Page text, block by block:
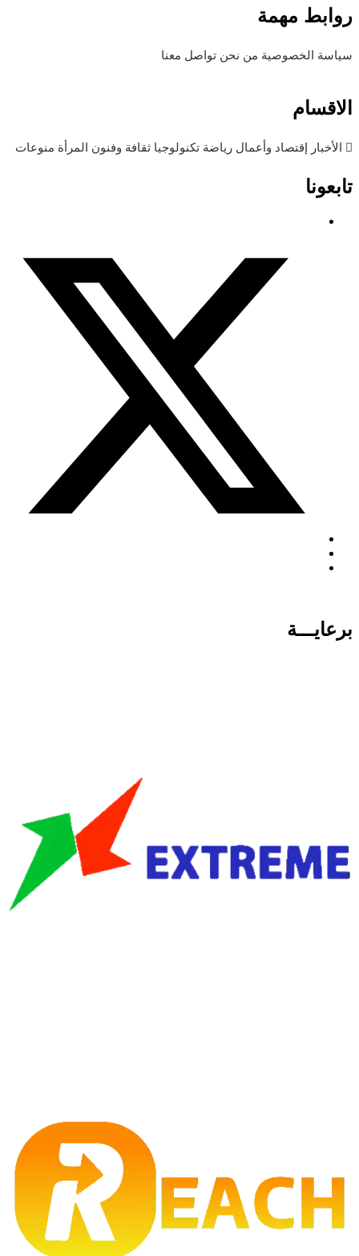
روابط مهمة
سياسة الخصوصية من نحن تواصل معنا
الاقسام
الأخبار إقتصاد وأعمال رياضة تكنولوجيا ثقافة وفنون المرأة منوعات
تابعونا
برعايـــة